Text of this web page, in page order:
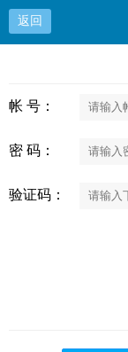
返回
帐 号：
密 码：
验证码：